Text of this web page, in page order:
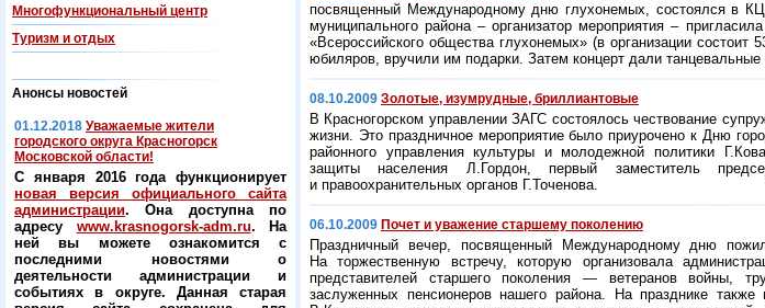
Многофункциональный центр
Туризм и отдых
Анонсы новостей
01.12.2018 Уважаемые жители
городского округа Красногорск
Московской области!
С января 2016 года функционирует
новая версия официального сайта
администрации. Она доступна по
адресу www.krasnogorsk-adm.ru. На
ней вы можете ознакомится с
последними новостями о
деятельности администрации и
событиях в округе. Данная старая
посвященный Международному дню глухонемых, состоялся в КЦ
муниципального района – организатор мероприятия –
«Всероссийского общества глухонемых» (в организации
юбиляров, вручили им подарки. Затем концерт дали танцевальные
08.10.2009 Золотые, изумрудные, бриллиантовые
В Красногорском управлении ЗАГС состоялось чествование
жизни. Это праздничное мероприятие было приурочено к Дню
районного управления культуры и молодежной политики
защиты населения Л.Гордон, первый заместитель
и правоохранительных органов Г.Точенова.
06.10.2009 Почет и уважение старшему поколению
Праздничный вечер, посвященный Международному дню
На торжественную встречу, которую организовала
представителей старшего поколения — ветеранов войны,
заслуженных пенсионеров нашего района. На празднике также